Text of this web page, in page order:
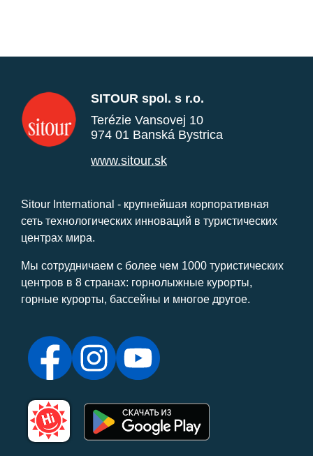
SITOUR spol. s r.o.
Terézie Vansovej 10
974 01 Banská Bystrica
www.sitour.sk
Sitour International - крупнейшая корпоративная
сеть технологических инноваций в туристических
центрах мира.
Мы сотрудничаем с более чем 1000 туристических
центров в 8 странах: горнолыжные курорты,
горные курорты, бассейны и многое другое.